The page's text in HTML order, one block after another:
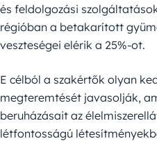
és feldolgozási
régióban a betakarított
veszteségei elérik a 25%-ot.
E célból a szakértők olyan
megteremtését javasolják,
beruházásait az
létfontosságú